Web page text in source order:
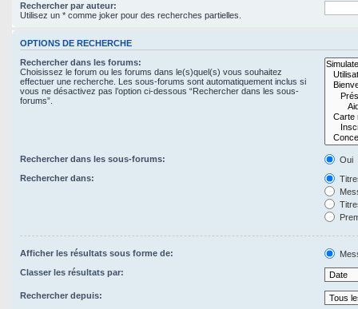
Rechercher par auteur:
Utilisez un * comme joker pour des recherches partielles.
OPTIONS DE RECHERCHE
Rechercher dans les forums:
Choisissez le forum ou les forums dans le(s)quel(s) vous souhaitez
effectuer une recherche. Les sous-forums sont automatiquement inclus si
vous ne désactivez pas l’option ci-dessous “Rechercher dans les sous-
forums”.
Rechercher dans les sous-forums:
Oui
Rechercher dans:
Afficher les résultats sous forme de:
Classer les résultats par:
Rechercher depuis: